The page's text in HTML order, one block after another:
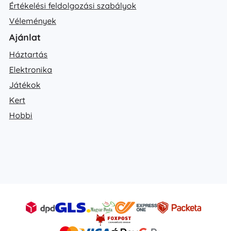
Értékelési feldolgozási szabályok
Vélemények
Ajánlat
Háztartás
Elektronika
Játékok
Kert
Hobbi